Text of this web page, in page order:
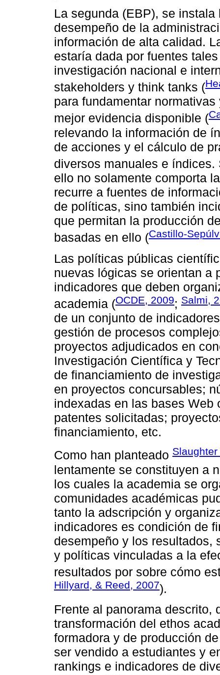
La segunda (EBP), se
desempeño de la
información de alta calidad.
estaría dada por fuentes
investigación nacional e
stakeholders y think tanks (
para fundamentar
mejor evidencia disponible (
relevando la información de
de acciones y el cálculo de
diversos manuales e
ello no solamente comporta
recurre a fuentes de
de políticas, sino también
que permitan la producción
basadas en ello (Castillo-
Las políticas públicas
nuevas lógicas se orientan a
indicadores que deben
academia (OCDE, 2009; Salmi,
de un conjunto de
gestión de procesos
proyectos adjudicados en
Investigación Científica y
de financiamiento de
en proyectos concursables;
indexadas en las bases
patentes solicitadas;
financiamiento, etc.
Como han planteado
lentamente se constituyen a
los cuales la academia se
comunidades académicas
tanto la adscripción y
indicadores es condición de
desempeño y los resultados,
y políticas vinculadas a la
resultados por sobre cómo
Hillyard, & Reed, 2007).
Frente al panorama descrito,
transformación del ethos
formadora y de producción
ser vendido a estudiantes y
rankings e indicadores de